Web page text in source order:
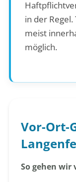
in der
meist
möglich.
Vor-Ort-
So gehen wir